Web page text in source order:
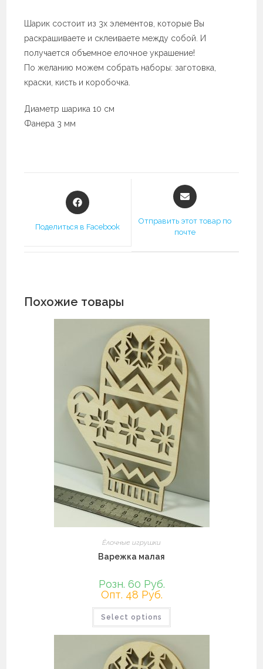
Шарик состоит из 3х элементов, которые Вы
раскрашиваете и склеиваете между собой. И
получается объемное елочное украшение!
По желанию можем собрать наборы: заготовка,
краски, кисть и коробочка.
Диаметр шарика 10 см
Фанера 3 мм
Открывается
в
окне
Поделиться в Facebook
Открывается
в
Отправить этот товар по
почте
Похожие товары
Ёлочные игрушки
Варежка малая
Розн. 60 Руб.
Опт. 48 Руб.
Select options